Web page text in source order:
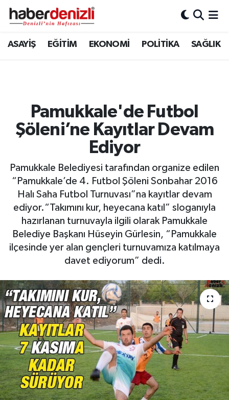
ASAYİŞ EĞİTİM EKONOMİ POLİTİKA SAĞLIK
Pamukkale'de Futbol
Şöleni’ne Kayıtlar Devam
Ediyor
Pamukkale Belediyesi tarafından organize edilen
“Pamukkale’de 4. Futbol Şöleni Sonbahar 2016
Halı Saha Futbol Turnuvası”na kayıtlar devam
ediyor.“Takımını kur, heyecana katıl” sloganıyla
hazırlanan turnuvayla ilgili olarak Pamukkale
Belediye Başkanı Hüseyin Gürlesin, “Pamukkale
ilçesinde yer alan gençleri turnuvamıza katılmaya
davet ediyorum” dedi.
Denizli Nöbetçi Eczaneler
Puan Durumu ve Fikstür
Son Dakika Haberleri
Haber Arşivi